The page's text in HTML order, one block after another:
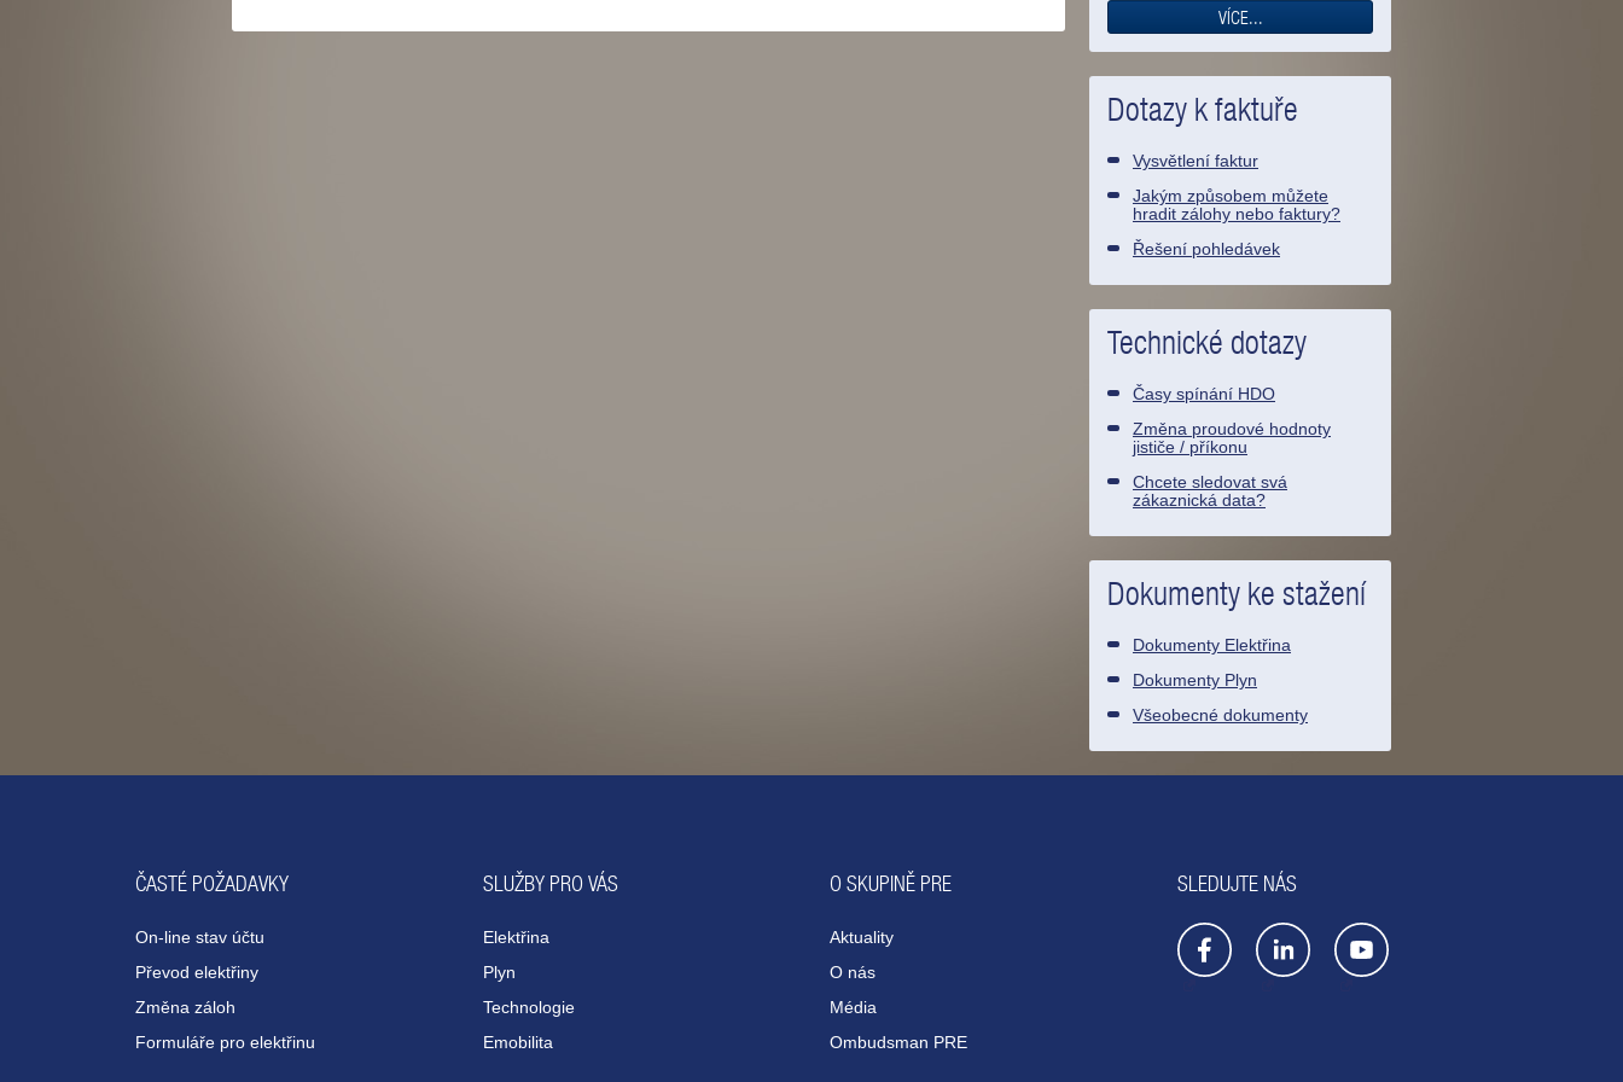
VÍCE...
Dotazy k faktuře
Vysvětlení faktur
Jakým způsobem můžete
hradit zálohy nebo faktury?
Řešení pohledávek
Technické dotazy
Časy spínání HDO
Změna proudové hodnoty
jističe / příkonu
Chcete sledovat svá
zákaznická data?
Dokumenty ke stažení
Dokumenty Elektřina
Dokumenty Plyn
Všeobecné dokumenty
ČASTÉ POŽADAVKY
On-line stav účtu
Převod elektřiny
Změna záloh
Formuláře pro elektřinu
SLUŽBY PRO VÁS
Elektřina
Plyn
Technologie
Emobilita
O SKUPINĚ PRE
Aktuality
O nás
Média
Ombudsman PRE
SLEDUJTE NÁS